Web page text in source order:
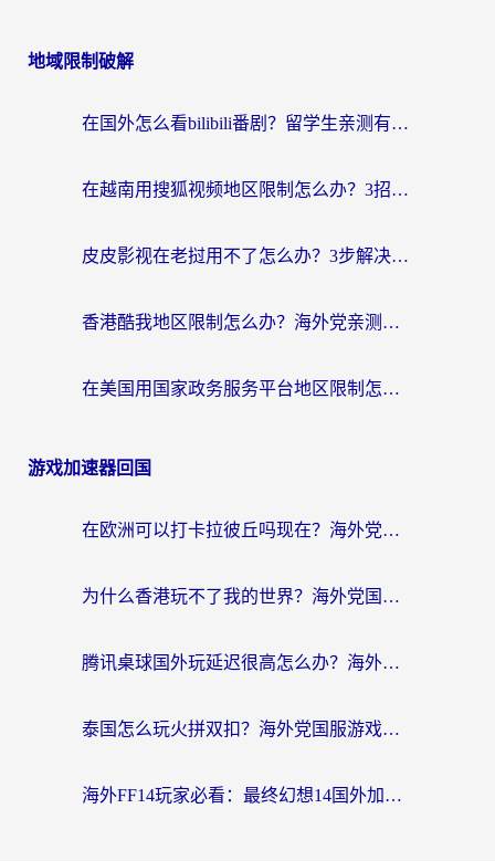
地域限制破解
在国外怎么看bilibili番剧？留学生亲测有效的地域限制突破指南（附酷我酷狗音乐解决方法）
在越南用搜狐视频地区限制怎么办？3招解决海外看国内剧难题（附西瓜视频CCTV观看技巧）
皮皮影视在老挝用不了怎么办？3步解决海外看国内影视&财经的痛点
香港酷我地区限制怎么办？海外党亲测有效的回国加速方案来了
在美国用国家政务服务平台地区限制怎么办？海外华人必备的突破攻略（附追剧看片技巧）
游戏加速器回国
在欧洲可以打卡拉彼丘吗现在？海外党国服游戏加速器终极避坑指南
为什么香港玩不了我的世界？海外党国服游戏加速终极解决方案
腾讯桌球国外玩延迟很高怎么办？海外党亲测有效的国服游戏加速指南
泰国怎么玩火拼双扣？海外党国服游戏加速终极指南（附暗区突围植物大战僵尸实测）
海外FF14玩家必看：最终幻想14国外加速器下载安装全攻略+卡顿解决秘籍